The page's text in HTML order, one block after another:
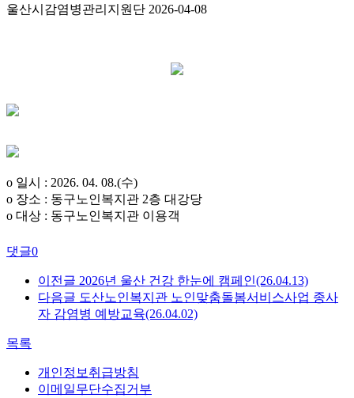
울산시감염병관리지원단 2026-04-08
o 일시 : 2026. 04. 08.(수)
o 장소 : 동구노인복지관 2층 대강당
o 대상 : 동구노인복지관 이용객
댓글0
이전글 2026년 울산 건강 한눈에 캠페인(26.04.13)
다음글 도산노인복지관 노인맞춤돌봄서비스사업 종사
자 감염병 예방교육(26.04.02)
목록
개인정보취급방침
이메일무단수집거부